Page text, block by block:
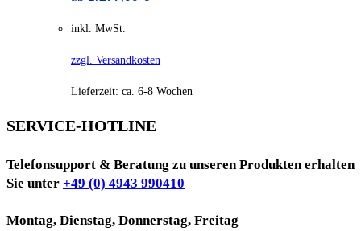
inkl. MwSt.
zzgl. Versandkosten
Lieferzeit: ca. 6-8 Wochen
SERVICE-HOTLINE
Telefonsupport & Beratung zu unseren Produkten erhalten
Sie unter +49 (0) 4943 990410
Montag, Dienstag, Donnerstag, Freitag